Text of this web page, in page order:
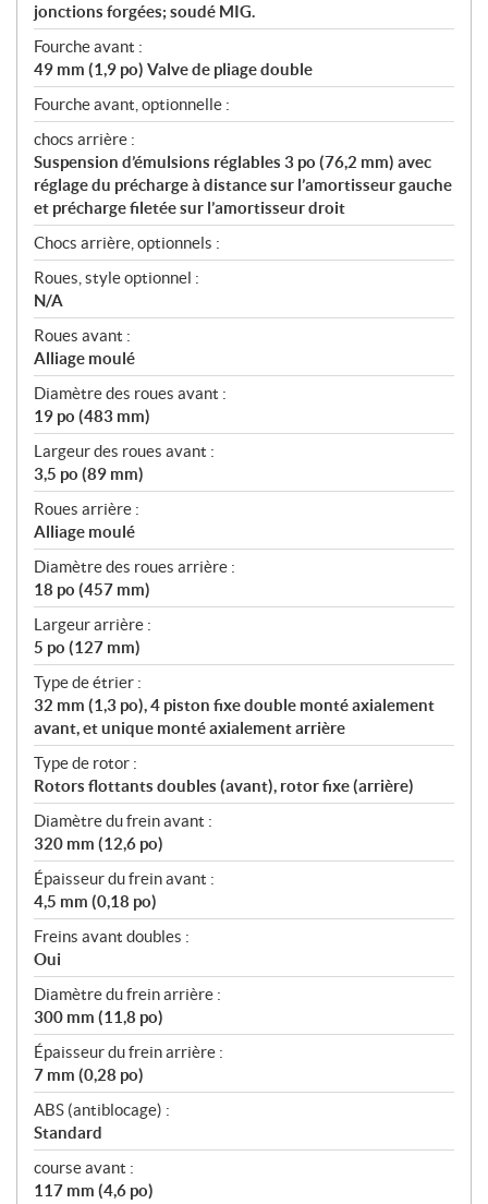
jonctions forgées; soudé MIG.
Fourche avant :
49 mm (1,9 po) Valve de pliage double
Fourche avant, optionnelle :
chocs arrière :
Suspension d’émulsions réglables 3 po (76,2 mm) avec
réglage du précharge à distance sur l’amortisseur gauche
et précharge filetée sur l’amortisseur droit
Chocs arrière, optionnels :
Roues, style optionnel :
N/A
Roues avant :
Alliage moulé
Diamètre des roues avant :
19 po (483 mm)
Largeur des roues avant :
3,5 po (89 mm)
Roues arrière :
Alliage moulé
Diamètre des roues arrière :
18 po (457 mm)
Largeur arrière :
5 po (127 mm)
Type de étrier :
32 mm (1,3 po), 4 piston fixe double monté axialement
avant, et unique monté axialement arrière
Type de rotor :
Rotors flottants doubles (avant), rotor fixe (arrière)
Diamètre du frein avant :
320 mm (12,6 po)
Épaisseur du frein avant :
4,5 mm (0,18 po)
Freins avant doubles :
Oui
Diamètre du frein arrière :
300 mm (11,8 po)
Épaisseur du frein arrière :
7 mm (0,28 po)
ABS (antiblocage) :
Standard
course avant :
117 mm (4,6 po)